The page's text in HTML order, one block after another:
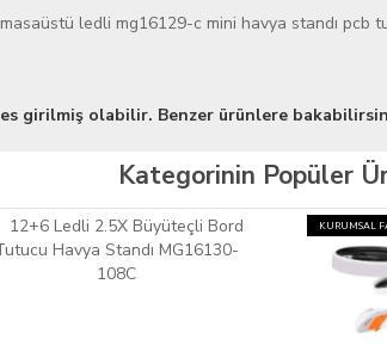
masaüstü ledli mg16129-c mini havya standı pcb
girilmiş olabilir. Benzer ürünlere
Kategorinin Popüler
KURUMSAL